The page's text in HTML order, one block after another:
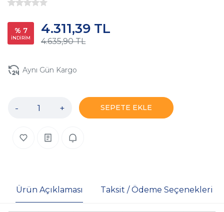
% 7
İNDİRİM 4.635,90 TL
4.311,39 TL
Aynı Gün Kargo
- + SEPETE EKLE
Ürün Açıklaması Taksit / Ödeme Seçenekleri